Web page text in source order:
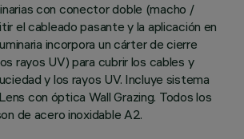
con conector doble (macho /
el cableado pasante y la aplicación en
incorpora un cárter de cierre
rayos UV) para cubrir los cables y
y los rayos UV. Incluye sistema
con óptica Wall Grazing. Todos los
de acero inoxidable A2.